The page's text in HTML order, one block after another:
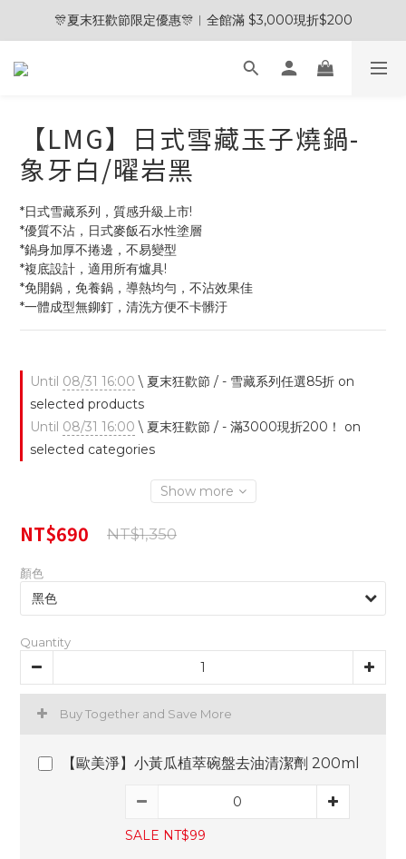
🎊夏末狂歡節限定優惠🎊︱全館滿 $3,000現折$200
🎊夏末狂歡節限定優惠🎊︱全館滿 $3,000現折$200
【LMG】日式雪藏玉子燒鍋-
象牙白/曜岩黑
*日式雪藏系列，質感升級上市!
*優質不沾，日式麥飯石水性塗層
*鍋身加厚不捲邊，不易變型
*複底設計，適用所有爐具!
*免開鍋，免養鍋，導熱均勻，不沾效果佳
*一體成型無鉚釘，清洗方便不卡髒汙
Until 08/31 16:00 \ 夏末狂歡節 / - 雪藏系列任選85折 on
selected products
Until 08/31 16:00 \ 夏末狂歡節 / - 滿3000現折200！ on
selected categories
Show more
NT$690 NT$1,350
顏色
Quantity
Buy Together and Save More
【歐美淨】小黃瓜植萃碗盤去油清潔劑 200ml
SALE NT$99